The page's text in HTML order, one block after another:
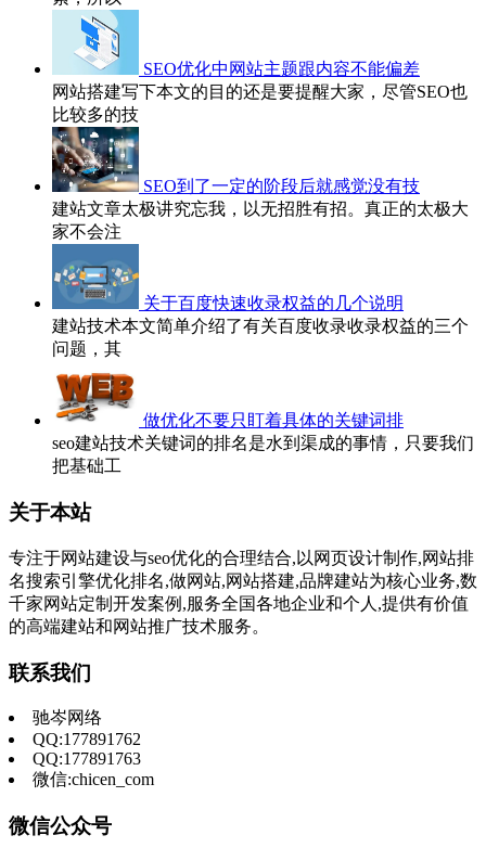
SEO优化中网站主题跟内容不能偏差
网站搭建写下本文的目的还是要提醒大家，尽管SEO也
比较多的技
SEO到了一定的阶段后就感觉没有技
建站文章太极讲究忘我，以无招胜有招。真正的太极大
家不会注
关于百度快速收录权益的几个说明
建站技术本文简单介绍了有关百度收录收录权益的三个
问题，其
做优化不要只盯着具体的关键词排
seo建站技术关键词的排名是水到渠成的事情，只要我们
把基础工
关于本站
专注于网站建设与seo优化的合理结合,以网页设计制作,网站排
名搜索引擎优化排名,做网站,网站搭建,品牌建站为核心业务,数
千家网站定制开发案例,服务全国各地企业和个人,提供有价值
的高端建站和网站推广技术服务。
联系我们
驰岑网络
QQ:177891762
QQ:177891763
微信:chicen_com
微信公众号